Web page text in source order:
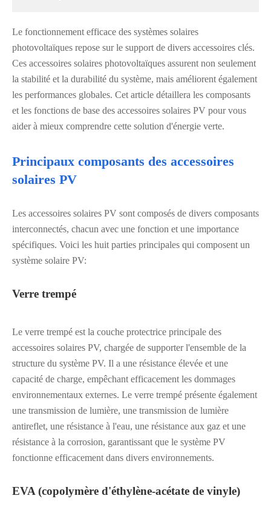
Le fonctionnement efficace des systèmes solaires
photovoltaïques repose sur le support de divers accessoires clés.
Ces accessoires solaires photovoltaïques assurent non seulement
la stabilité et la durabilité du système, mais améliorent également
les performances globales. Cet article détaillera les composants
et les fonctions de base des accessoires solaires PV pour vous
aider à mieux comprendre cette solution d'énergie verte.
Principaux composants des accessoires
solaires PV
Les accessoires solaires PV sont composés de divers composants
interconnectés, chacun avec une fonction et une importance
spécifiques. Voici les huit parties principales qui composent un
système solaire PV:
Verre trempé
Le verre trempé est la couche protectrice principale des
accessoires solaires PV, chargée de supporter l'ensemble de la
structure du système PV. Il a une résistance élevée et une
capacité de charge, empêchant efficacement les dommages
environnementaux externes. Le verre trempé présente également
une transmission de lumière, une transmission de lumière
antireflet, une résistance à l'eau, une résistance aux gaz et une
résistance à la corrosion, garantissant que le système PV
fonctionne efficacement dans divers environnements.
EVA (copolymère d'éthylène-acétate de vinyle)